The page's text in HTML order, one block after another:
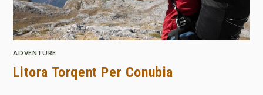
ADVENTURE
Litora Torqent Per Conubia